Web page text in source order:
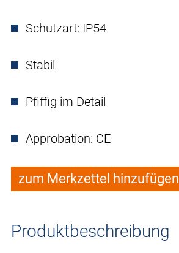
Schutzart: IP54
Stabil
Pfiffig im Detail
Approbation: CE
zum Merkzettel hinzufügen
Produktbeschreibung